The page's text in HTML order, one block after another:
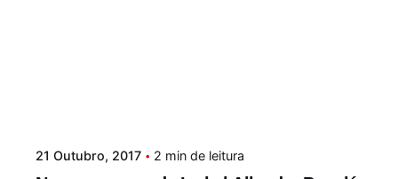
21 Outubro, 2017 2 min de leitura